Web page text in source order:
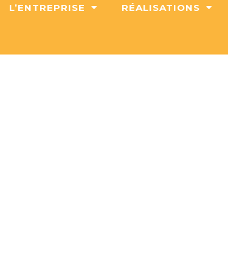
L’ENTREPRISE RÉALISATIONS